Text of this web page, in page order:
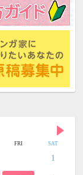
FRI SAT
1